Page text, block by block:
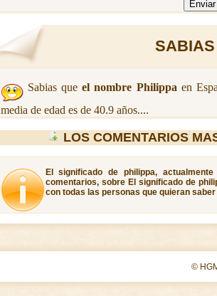
SABIAS
Sabias queel nombre Philippa en
media de edad es de 40.9 años....
LOS COMENTARIOS
El significado de philippa,
comentarios, sobre El significado de
con todas las personas que quieran
©